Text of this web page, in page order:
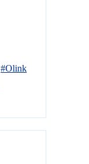
#Olink